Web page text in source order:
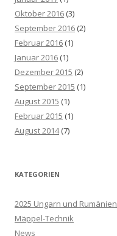
Oktober 2016 (3)
September 2016 (2)
Februar 2016 (1)
Januar 2016 (1)
Dezember 2015 (2)
September 2015 (1)
August 2015 (1)
Februar 2015 (1)
August 2014(7)
KATEGORIEN
2025 Ungarn und Rumänien
Mäppel-Technik
News